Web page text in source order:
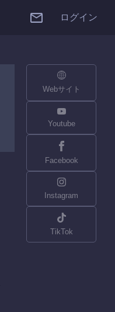
ログイン
Webサイト
Youtube
Facebook
Instagram
TikTok